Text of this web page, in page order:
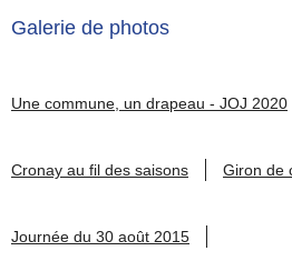
Galerie de photos
Une commune, un drapeau - JOJ 2020
Cronay au fil des saisons Giron de
Journée du 30 août 2015